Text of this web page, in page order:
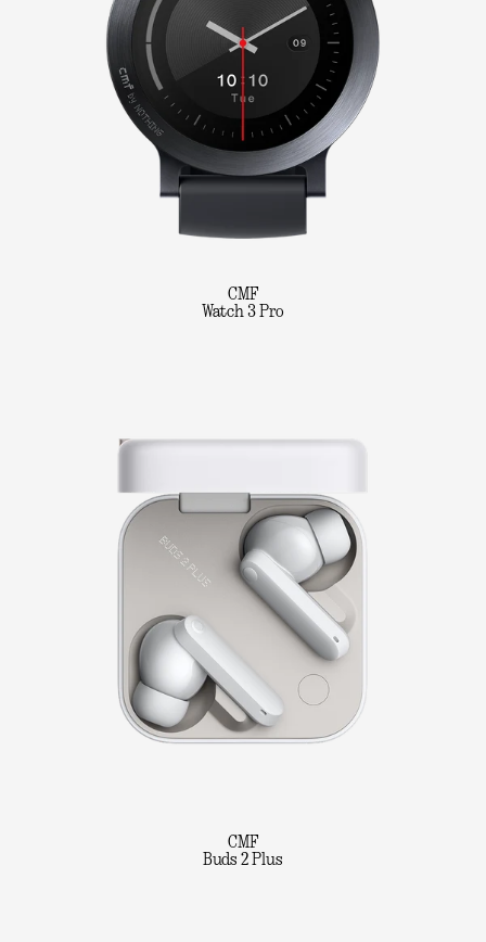
CMF
Watch 3 Pro
CMF
Buds 2 Plus